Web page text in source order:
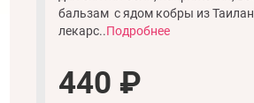
бальзам с ядом кобры из
лекарс..Подробнее
440 ₽